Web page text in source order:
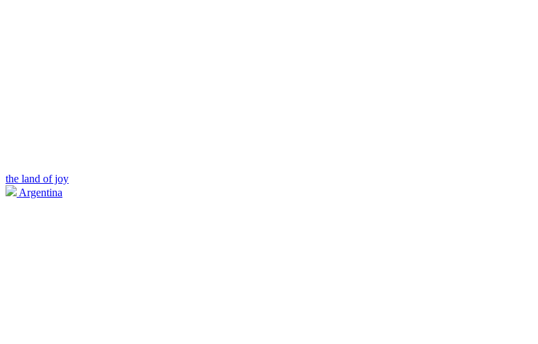
the land of joy
Argentina